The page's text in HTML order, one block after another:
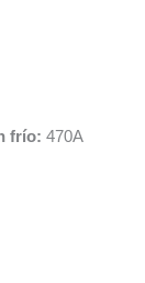
frío: 470A